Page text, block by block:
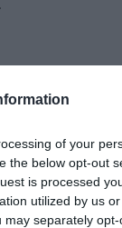
of your
the below opt-out
is processed
utilized by us
may separately
δεσμευτήκατε
του